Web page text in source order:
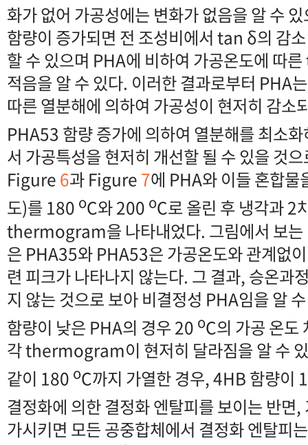
화가 없어 가공성에는 변화가 없음을 알 수
함량이 증가되면 전 조성비에서 tan δ의 감
할 수 있으며 PHA에 비하여 가공온도에 따
적음을 알 수 있다. 이러한 결과로부터 PHA
따른 열분해에 의하여 가공성이 현저히 감소
PHA53 함량 증가에 의하여 열분해를 최소
서 가공특성을 현저히 개선할 될 수 있을 것
Figure6과 Figure7에 PHA와 이들 혼합물
도)를 180 oC와 200 oC로 올린 후 냉각과 2
thermogram을 나타내었다. 그림에서 보는
은 PHA35와 PHA53은 가공온도와 관계없
련 피크가 나타나지 않는다. 그 결과, 승온과
지 않는 것으로 보아 비결정성 PHA임을 알
함량이 낮은 PHA의 경우 20 oC의 가공 온도
각 thermogram이 현저히 달라짐을 알 수
같이 180 oC까지 가열한 경우, 4HB 함량이
결정화에 의한 결정화 엔탈피를 보이는 반
가시키면 모든 공중합체에서 결정화 엔탈피